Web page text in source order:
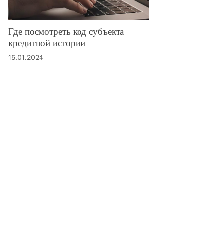
Где посмотреть код субъекта
кредитной истории
15.01.2024